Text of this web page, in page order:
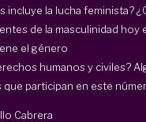
incluye la lucha feminista?
de la masculinidad hoy
el género
humanos y civiles?
participan en este
Cabrera